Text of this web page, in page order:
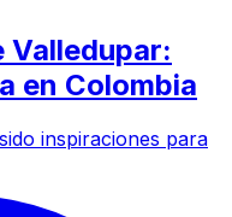
Valledupar:
en Colombia
inspiraciones para